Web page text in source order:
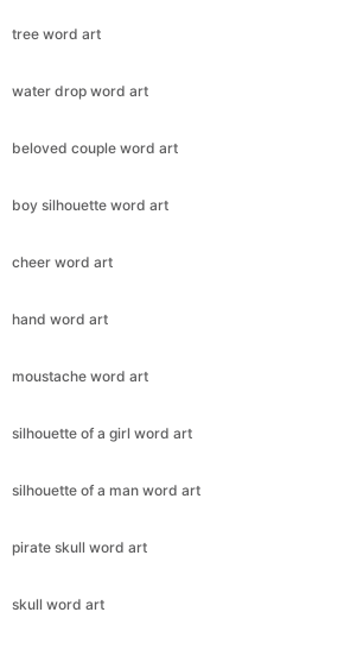
tree word art
water drop word art
beloved couple word art
boy silhouette word art
cheer word art
hand word art
moustache word art
silhouette of a girl word art
silhouette of a man word art
pirate skull word art
skull word art